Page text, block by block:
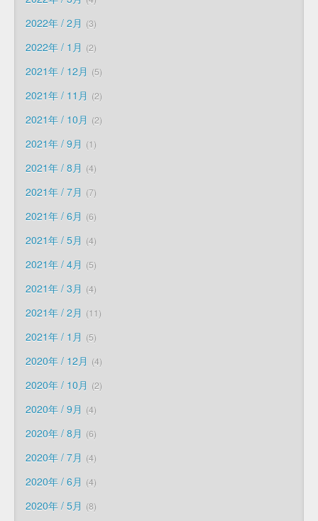
2022年 / 2月 3
2022年 / 1月 2
2021年 / 12月 5
2021年 / 11月 2
2021年 / 10月 2
2021年 / 9月 1
2021年 / 8月 4
2021年 / 7月 7
2021年 / 6月 6
2021年 / 5月 4
2021年 / 4月 5
2021年 / 3月 4
2021年 / 2月 11
2021年 / 1月 5
2020年 / 12月 4
2020年 / 10月 2
2020年 / 9月 4
2020年 / 8月 6
2020年 / 7月 4
2020年 / 6月 4
2020年 / 5月 8